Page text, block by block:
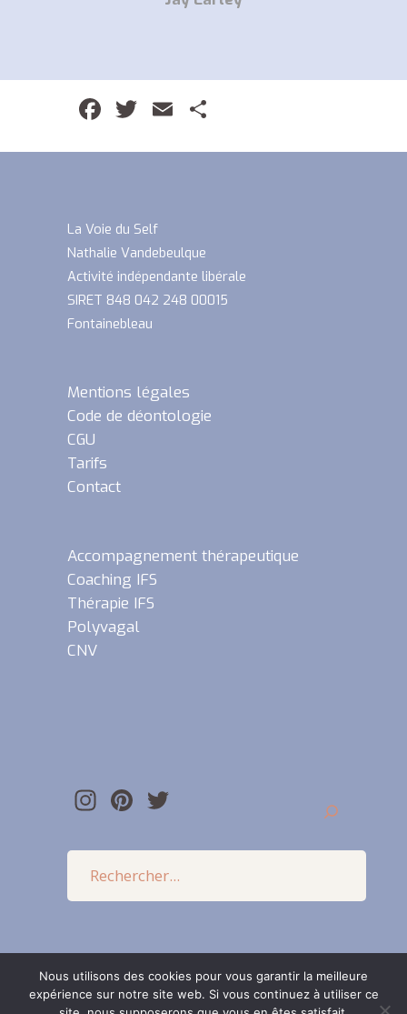
Facebook
Twitter
Email
La Voie du Self
Nathalie Vandebeulque
Activité indépendante libérale
SIRET 848 042 248 00015
Fontainebleau
Mentions légales
Code de déontologie
CGU
Tarifs
Contact
Accompagnement thérapeutique
Coaching IFS
Thérapie IFS
Polyvagal
CNV
Instagram
Pinterest
Nous utilisons des cookies pour vous garantir la meilleure
expérience sur notre site web. Si vous continuez à utiliser ce